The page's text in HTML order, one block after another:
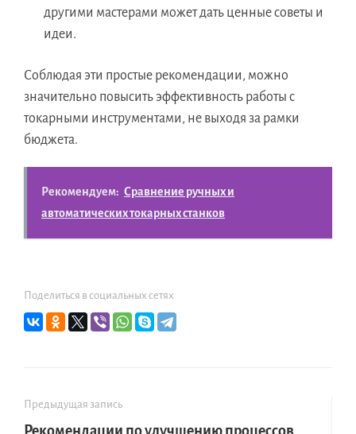
другими мастерами может дать ценные советы и
идеи.
Соблюдая эти простые рекомендации, можно
значительно повысить эффективность работы с
токарными инструментами, не выходя за рамки
бюджета.
Рекомендуем: Сравнение ручных и
автоматических токарных станков
Поделиться в социальных сетях
Предыдущая запись